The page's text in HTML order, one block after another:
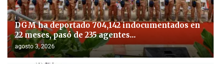
DGM ha deportado 704,142 indocumentados en
22 meses, pasó de 235 agentes...
agosto 3, 2026